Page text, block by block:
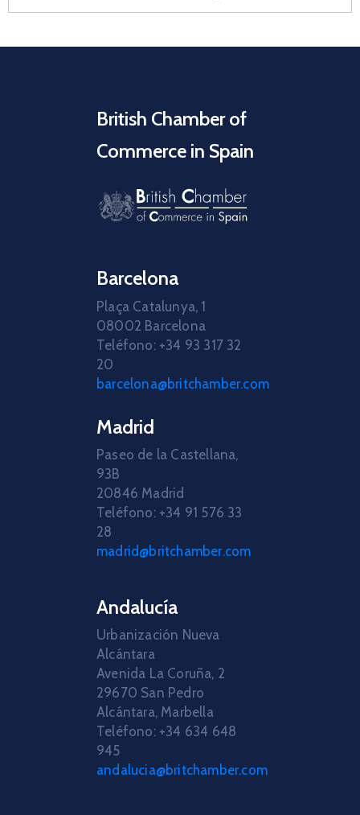
British Chamber of
Commerce in Spain
Barcelona
Plaça Catalunya, 1
08002 Barcelona
Teléfono: +34 93 317 32
20
barcelona@britchamber.com
Madrid
Paseo de la Castellana,
93B
20846 Madrid
Teléfono: +34 91 576 33
28
madrid@britchamber.com
Andalucía
Urbanización Nueva
Alcántara
Avenida La Coruña, 2
29670 San Pedro
Alcántara, Marbella
Teléfono: +34 634 648
945
andalucia@britchamber.com